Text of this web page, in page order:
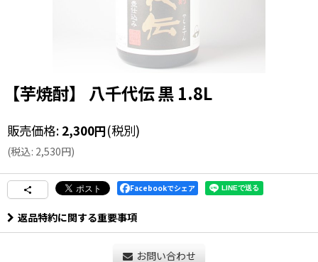
【芋焼酎】 八千代伝 黒 1.8L
販売価格: 2,300円(税別)
(税込: 2,530円)
Facebookでシェア
返品特約に関する重要事項
お問い合わせ